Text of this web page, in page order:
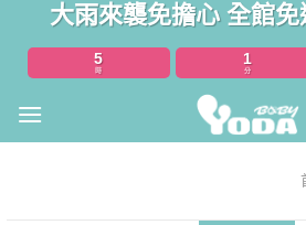
大雨來襲免擔心 全館
5
時
1
分